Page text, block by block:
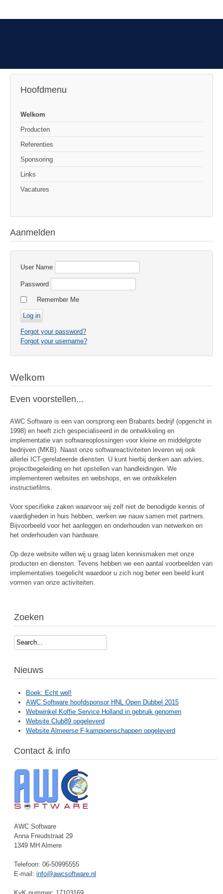
Hoofdmenu
Welkom
Producten
Referenties
Sponsoring
Links
Vacatures
Aanmelden
User Name
Password
Remember Me
Forgot your password?
Forgot your username?
Welkom
Even voorstellen...
AWC Software is een van oorsprong een Brabants bedrijf (opgericht in
1998) en heeft zich gespecialiseerd in de ontwikkeling en
implementatie van softwareoplossingen voor kleine en middelgrote
bedrijven (MKB). Naast onze softwareactiviteiten leveren wij ook
allerlei ICT-gerelateerde diensten. U kunt hierbij denken aan advies,
projectbegeleiding en het opstellen van handleidingen. We
implementeren websites en webshops, en we ontwikkelen
instructiefilms.
Voor specifieke zaken waarvoor wij zelf niet de benodigde kennis of
vaardigheden in huis hebben, werken we nauw samen met partners.
Bijvoorbeeld voor het aanleggen en onderhouden van netwerken en
het onderhouden van hardware.
Op deze website willen wij u graag laten kennismaken met onze
producten en diensten. Tevens hebben we een aantal voorbeelden van
implementaties toegelicht waardoor u zich nog beter een beeld kunt
vormen van onze activiteiten.
Zoeken
Search...
Nieuws
Boek: Echt wel!
AWC Software hoofdsponsor HNL Open Dubbel 2015
Webwinkel Koffie Service Holland in gebruik genomen
Website Club89 opgeleverd
Website Almeerse F-kampioenschappen opgeleverd
Contact & info
AWC Software
Anna Freudstraat 29
1349 MH Almere
Telefoon: 06-50995555
E-mail:info@awcsoftware.nl